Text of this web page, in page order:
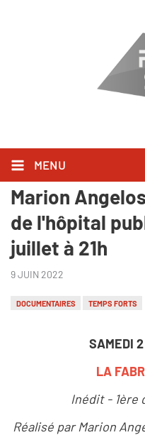
MENU
"La Fabrique
Marion
de l'hôpital
juillet à 21h
9 JUIN 2022
DOCUMENTAIRES TEMPS FORTS
SAMEDI
LA
Inédit - 1ère
Réalisé par Marion